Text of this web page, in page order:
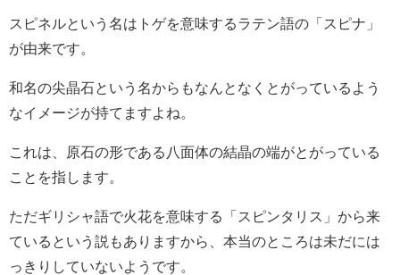
スピネルという名はトゲを意味するラテン語の「スピナ」
が由来です。
和名の尖晶石という名からもなんとなくとがっているよう
なイメージが持てますよね。
これは、原石の形である八面体の結晶の端がとがっている
ことを指します。
ただギリシャ語で火花を意味する「スピンタリス」から来
ているという説もありますから、本当のところは未だには
っきりしていないようです。